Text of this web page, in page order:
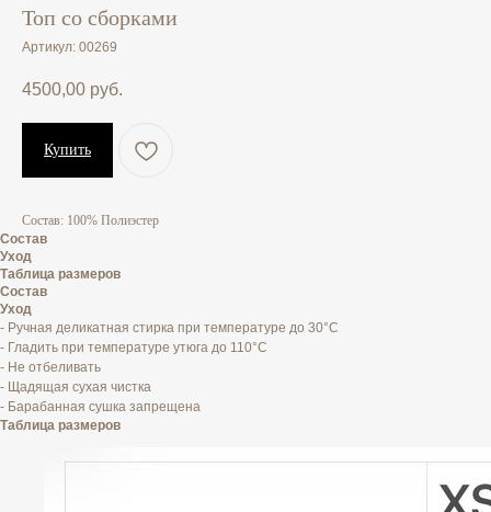
Топ со сборками
Артикул: 00269
4500,00 руб.
Купить
Состав: 100% Полиэстер
Состав
Уход
Таблица размеров
Состав
Уход
- Ручная деликатная стирка при температуре до 30°C
- Гладить при температуре утюга до 110°C
- Не отбеливать
- Щадящая сухая чистка
- Барабанная сушка запрещена
Таблица размеров